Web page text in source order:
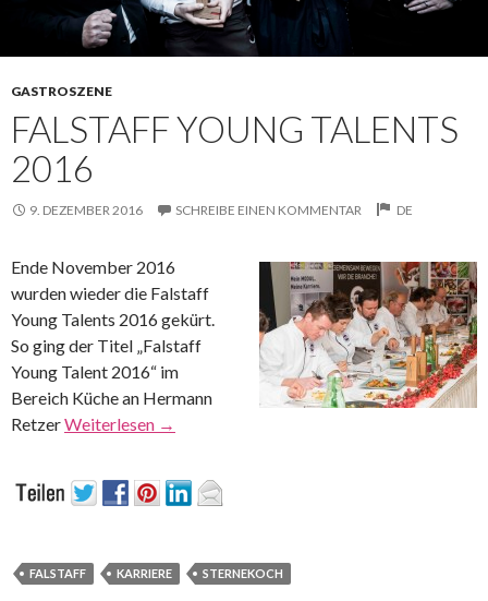
GASTROSZENE
FALSTAFF YOUNG TALENTS
2016
9. DEZEMBER 2016 SCHREIBE EINEN KOMMENTAR DE
Ende November 2016
wurden wieder die Falstaff
Young Talents 2016 gekürt.
So ging der Titel „Falstaff
Young Talent 2016“ im
Bereich Küche an Hermann
RetzerWeiterlesen →
FALSTAFF KARRIERE STERNEKOCH